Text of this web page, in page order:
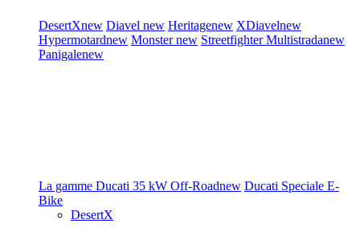
DesertXnew Diavel new Heritagenew XDiavelnew
Hypermotardnew Monsternew StreetfighterMultistradanew
Panigalenew
La gamme Ducati 35 kW Off-Roadnew Ducati Speciale E-
Bike
DesertX